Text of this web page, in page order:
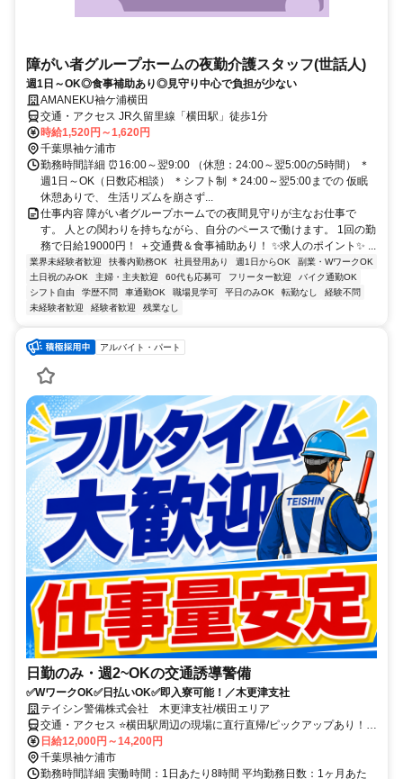
障がい者グループホームの夜勤介護スタッフ(世話人)
週1日～OK◎食事補助あり◎見守り中心で負担が少ない
AMANEKU袖ケ浦横田
交通・アクセス JR久留里線「横田駅」徒歩1分
時給1,520円～1,620円
千葉県袖ケ浦市
勤務時間詳細 ⏰16:00～翌9:00 （休憩：24:00～翌5:00の5時間） ＊
週1日～OK（日数応相談） ＊シフト制 ＊24:00～翌5:00までの 仮眠
休憩ありで、 生活リズムを崩さず...
仕事内容 障がい者グループホームでの夜間見守りが主なお仕事で
す。 人との関わりを持ちながら、自分のペースで働けます。 1回の勤
務で日給19000円！ ＋交通費＆食事補助あり！ ✨求人のポイント✨ ...
業界未経験者歓迎 扶養内勤務OK 社員登用あり 週1日からOK
副業・WワークOK
土日祝のみOK
主婦・主夫歓迎 60代も応募可 フリーター歓迎
バイク通勤OK
シフト自由
学歴不問 車通勤OK 職場見学可 平日のみOK 転勤なし
経験不問
未経験者歓迎
経験者歓迎 残業なし
アルバイト・パート
日勤のみ・週2~OKの交通誘導警備
✅WワークOK✅日払いOK✅即入寮可能！／木更津支社
テイシン警備株式会社 木更津支社/横田エリア
交通・アクセス ⭐横田駅周辺の現場に直行直帰/ピックアップあり！移
動の心配は不要です♪
日給12,000円～14,200円
千葉県袖ケ浦市
勤務時間詳細 実働時間：1日あたり8時間 平均勤務日数：1ヶ月あた